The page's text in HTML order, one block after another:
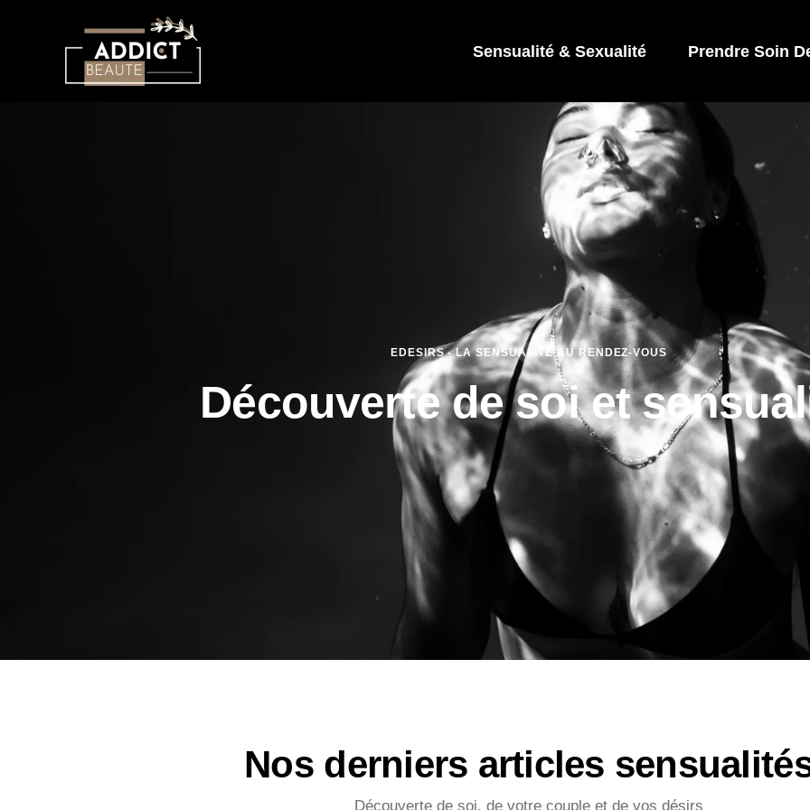
Sensualité & Sexualité Prendre Soin
EDESIRS - LA SENSUALITÉ AU RENDEZ-VOUS
Découverte de soi et
Nos derniers articles
Découverte de soi, de votre couple et de vos désirs